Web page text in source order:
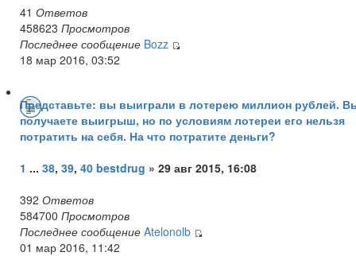
41 Ответов
458623 Просмотров
Последнее сообщение Bozz
18 мар 2016, 03:52
Представьте: вы выиграли в лотерею миллион рублей.
получаете выигрыш, но по условиям лотереи его нельзя
потратить на себя. На что потратите деньги?
1 ... 38, 39, 40 bestdrug » 29 авг 2015, 16:08
392 Ответов
584700 Просмотров
Последнее сообщение Atelonolb
01 мар 2016, 11:42